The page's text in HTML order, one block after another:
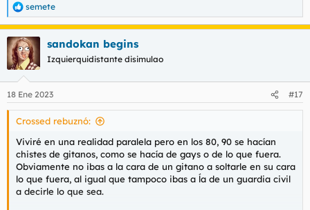
R
e
a
c
c
i
e
s
semete
sandokan begins
Izquierquidistante disimulao
18 Ene 2023 #17
Crossed rebuznó:
Viviré en una realidad paralela pero en los 80, 90 se hacían
chistes de gitanos, como se hacía de gays o de lo que fuera.
Obviamente no ibas a la cara de un gitano a soltarle en su cara
lo que fuera, al igual que tampoco ibas a ĺa de un guardia civil
a decirle lo que sea.